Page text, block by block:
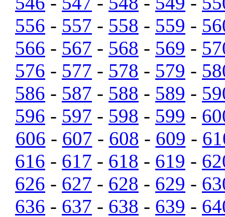
556 - 557 - 558 - 559 -
566 - 567 - 568 - 569 -
576 - 577 - 578 - 579 -
586 - 587 - 588 - 589 -
596 - 597 - 598 - 599 -
606 - 607 - 608 - 609 -
616 - 617 - 618 - 619 -
626 - 627 - 628 - 629 -
636 - 637 - 638 - 639 -